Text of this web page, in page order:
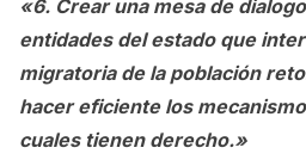
«6. Crear una mesa de
entidades del estado que
migratoria de la población
hacer eficiente los
cuales tienen derecho.»